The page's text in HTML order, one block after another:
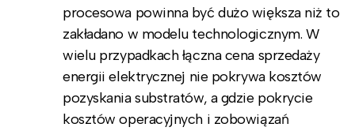
procesowa powinna być dużo większa niż to
zakładano w modelu technologicznym. W
wielu przypadkach łączna cena sprzedaży
energii elektrycznej nie pokrywa kosztów
pozyskania substratów, a gdzie pokrycie
kosztów operacyjnych i zobowiązań